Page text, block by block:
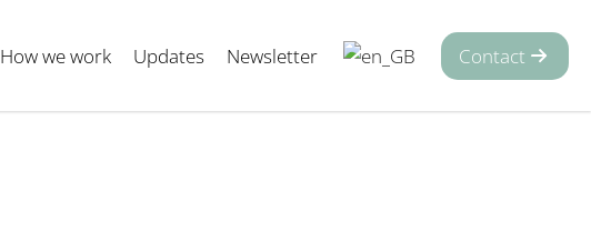
How we work Updates Newsletter Contact